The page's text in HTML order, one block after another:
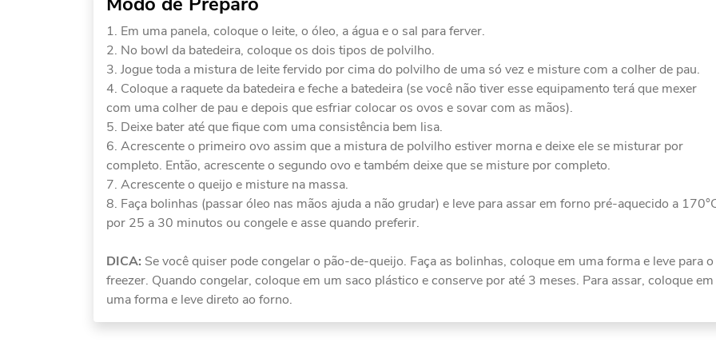
Em uma panela, coloque o leite, o óleo, a água e o sal para ferver.
No bowl da batedeira, coloque os dois tipos de polvilho.
Jogue toda a mistura de leite fervido por cima do polvilho de uma só vez e misture com a colher de pau.
Coloque a raquete da batedeira e feche a batedeira (se você não tiver esse equipamento terá que mexer
com uma colher de pau e depois que esfriar colocar os ovos e sovar com as mãos).
Deixe bater até que fique com uma consistência bem lisa.
Acrescente o primeiro ovo assim que a mistura de polvilho estiver morna e deixe ele se misturar por
completo. Então, acrescente o segundo ovo e também deixe que se misture por completo.
Acrescente o queijo e misture na massa.
Faça bolinhas (passar óleo nas mãos ajuda a não grudar) e leve para assar em forno pré-aquecido a
por 25 a 30 minutos ou congele e asse quando preferir.
DICA: Se você quiser pode congelar o pão-de-queijo. Faça as bolinhas, coloque em uma forma e leve para o
freezer. Quando congelar, coloque em um saco plástico e conserve por até 3 meses. Para assar, coloque em
uma forma e leve direto ao forno.